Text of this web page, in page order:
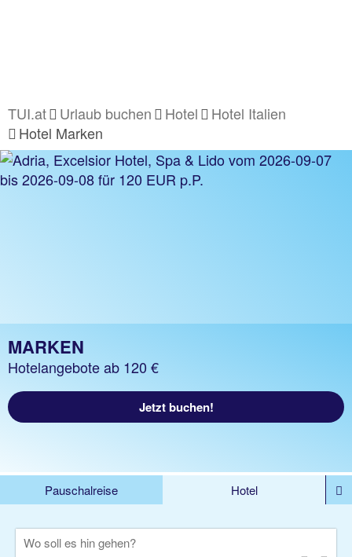
TUI.at Urlaub buchen Hotel
Hotel Italien
Hotel Marken
MARKEN
Hotelangebote ab 120 €
Jetzt buchen!
Pauschalreise
Hotel
Rundreise
Kreuzfahrt
Wo soll es hin gehen?